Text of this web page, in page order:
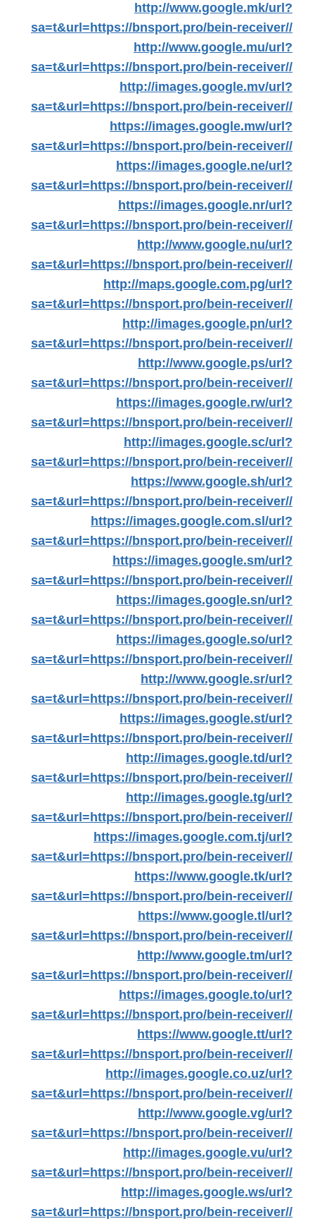
http://www.google.mk/url?
sa=t&url=https://bnsport.pro/bein-receiver//
http://www.google.mu/url?
sa=t&url=https://bnsport.pro/bein-receiver//
http://images.google.mv/url?
sa=t&url=https://bnsport.pro/bein-receiver//
https://images.google.mw/url?
sa=t&url=https://bnsport.pro/bein-receiver//
https://images.google.ne/url?
sa=t&url=https://bnsport.pro/bein-receiver//
https://images.google.nr/url?
sa=t&url=https://bnsport.pro/bein-receiver//
http://www.google.nu/url?
sa=t&url=https://bnsport.pro/bein-receiver//
http://maps.google.com.pg/url?
sa=t&url=https://bnsport.pro/bein-receiver//
http://images.google.pn/url?
sa=t&url=https://bnsport.pro/bein-receiver//
http://www.google.ps/url?
sa=t&url=https://bnsport.pro/bein-receiver//
https://images.google.rw/url?
sa=t&url=https://bnsport.pro/bein-receiver//
http://images.google.sc/url?
sa=t&url=https://bnsport.pro/bein-receiver//
https://www.google.sh/url?
sa=t&url=https://bnsport.pro/bein-receiver//
https://images.google.com.sl/url?
sa=t&url=https://bnsport.pro/bein-receiver//
https://images.google.sm/url?
sa=t&url=https://bnsport.pro/bein-receiver//
https://images.google.sn/url?
sa=t&url=https://bnsport.pro/bein-receiver//
https://images.google.so/url?
sa=t&url=https://bnsport.pro/bein-receiver//
http://www.google.sr/url?
sa=t&url=https://bnsport.pro/bein-receiver//
https://images.google.st/url?
sa=t&url=https://bnsport.pro/bein-receiver//
http://images.google.td/url?
sa=t&url=https://bnsport.pro/bein-receiver//
http://images.google.tg/url?
sa=t&url=https://bnsport.pro/bein-receiver//
https://images.google.com.tj/url?
sa=t&url=https://bnsport.pro/bein-receiver//
https://www.google.tk/url?
sa=t&url=https://bnsport.pro/bein-receiver//
https://www.google.tl/url?
sa=t&url=https://bnsport.pro/bein-receiver//
http://www.google.tm/url?
sa=t&url=https://bnsport.pro/bein-receiver//
https://images.google.to/url?
sa=t&url=https://bnsport.pro/bein-receiver//
https://www.google.tt/url?
sa=t&url=https://bnsport.pro/bein-receiver//
http://images.google.co.uz/url?
sa=t&url=https://bnsport.pro/bein-receiver//
http://www.google.vg/url?
sa=t&url=https://bnsport.pro/bein-receiver//
http://images.google.vu/url?
sa=t&url=https://bnsport.pro/bein-receiver//
http://images.google.ws/url?
sa=t&url=https://bnsport.pro/bein-receiver//